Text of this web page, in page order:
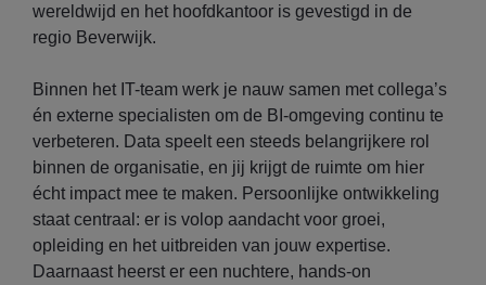
wereldwijd en het hoofdkantoor is gevestigd in de
regio Beverwijk.
Binnen het IT-team werk je nauw samen met collega’s
én externe specialisten om de BI-omgeving continu te
verbeteren. Data speelt een steeds belangrijkere rol
binnen de organisatie, en jij krijgt de ruimte om hier
écht impact mee te maken. Persoonlijke ontwikkeling
staat centraal: er is volop aandacht voor groei,
opleiding en het uitbreiden van jouw expertise.
Daarnaast heerst er een nuchtere, hands-on